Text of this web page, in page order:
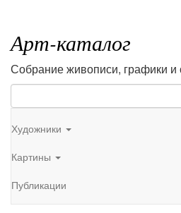
Арт-каталог
Собрание живописи, графики и
Художники
Картины
Публикации